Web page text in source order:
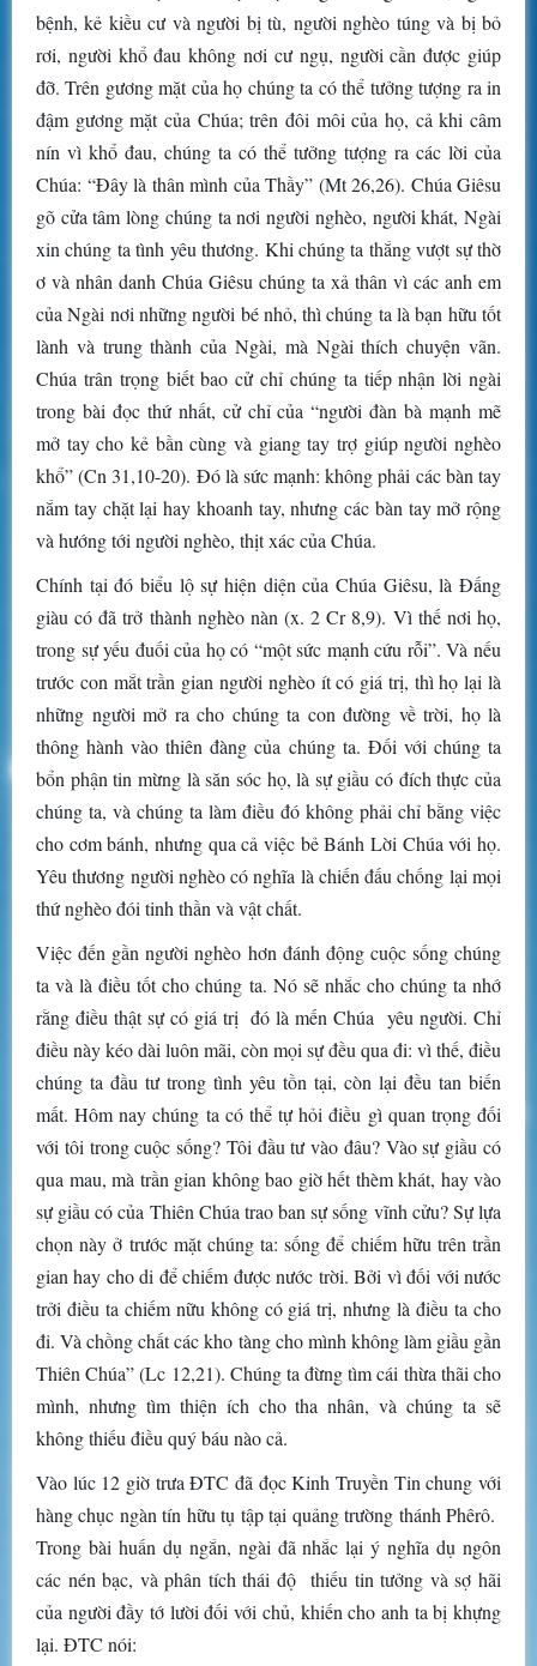
bệnh, kẻ kiều cư và người bị tù, người nghèo túng và bị bỏ
rơi, người khổ đau không nơi cư ngụ, người cần được giúp
đỡ. Trên gương mặt của họ chúng ta có thể tưởng tượng ra in
đậm gương mặt của Chúa; trên đôi môi của họ, cả khi câm
nín vì khổ đau, chúng ta có thể tưởng tượng ra các lời của
Chúa: “Đây là thân mình của Thầy” (Mt 26,26). Chúa Giêsu
gõ cửa tâm lòng chúng ta nơi người nghèo, người khát, Ngài
xin chúng ta tình yêu thương. Khi chúng ta thắng vượt sự thờ
ơ và nhân danh Chúa Giêsu chúng ta xả thân vì các anh em
của Ngài nơi những người bé nhỏ, thì chúng ta là bạn hữu tốt
lành và trung thành của Ngài, mà Ngài thích chuyện vãn.
Chúa trân trọng biết bao cử chỉ chúng ta tiếp nhận lời ngài
trong bài đọc thứ nhất, cử chỉ của “người đàn bà mạnh mẽ
mở tay cho kẻ bần cùng và giang tay trợ giúp người nghèo
khổ” (Cn 31,10-20). Đó là sức mạnh: không phải các bàn tay
nắm tay chặt lại hay khoanh tay, nhưng các bàn tay mở rộng
và hướng tới người nghèo, thịt xác của Chúa.
Chính tại đó biểu lộ sự hiện diện của Chúa Giêsu, là Đấng
giàu có đã trở thành nghèo nàn (x. 2 Cr 8,9). Vì thế nơi họ,
trong sự yếu đuối của họ có “một sức mạnh cứu rỗi”. Và nếu
trước con mắt trần gian người nghèo ít có giá trị, thì họ lại là
những người mở ra cho chúng ta con đường về trời, họ là
thông hành vào thiên đàng của chúng ta. Đối với chúng ta
bổn phận tin mừng là săn sóc họ, là sự giầu có đích thực của
chúng ta, và chúng ta làm điều đó không phải chỉ bằng việc
cho cơm bánh, nhưng qua cả việc bẻ Bánh Lời Chúa với họ.
Yêu thương người nghèo có nghĩa là chiến đấu chống lại mọi
thứ nghèo đói tinh thần và vật chất.
Việc đến gần người nghèo hơn đánh động cuộc sống chúng
ta và là điều tốt cho chúng ta. Nó sẽ nhắc cho chúng ta nhớ
rằng điều thật sự có giá trị đó là mến Chúa yêu người. Chỉ
điều này kéo dài luôn mãi, còn mọi sự đều qua đi: vì thế, điều
chúng ta đầu tư trong tình yêu tồn tại, còn lại đều tan biến
mất. Hôm nay chúng ta có thể tự hỏi điều gì quan trọng đối
với tôi trong cuộc sống? Tôi đầu tư vào đâu? Vào sự giầu có
qua mau, mà trần gian không bao giờ hết thèm khát, hay vào
sự giầu có của Thiên Chúa trao ban sự sống vĩnh cửu? Sự lựa
chọn này ở trước mặt chúng ta: sống để chiếm hữu trên trần
gian hay cho di để chiếm được nước trời. Bởi vì đối với nước
trởi điều ta chiếm nữu không có giá trị, nhưng là điều ta cho
đi. Và chồng chất các kho tàng cho mình không làm giầu gần
Thiên Chúa” (Lc 12,21). Chúng ta đừng tìm cái thừa thãi cho
mình, nhưng tìm thiện ích cho tha nhân, và chúng ta sẽ
không thiếu điều quý báu nào cả.
Vào lúc 12 giờ trưa ĐTC đã đọc Kinh Truyền Tin chung với
hàng chục ngàn tín hữu tụ tập tại quảng trường thánh Phêrô.
Trong bài huấn dụ ngắn, ngài đã nhắc lại ý nghĩa dụ ngôn
các nén bạc, và phân tích thái độ thiếu tin tưởng và sợ hãi
của người đầy tớ lười đối với chủ, khiến cho anh ta bị khựng
lại. ĐTC nói: